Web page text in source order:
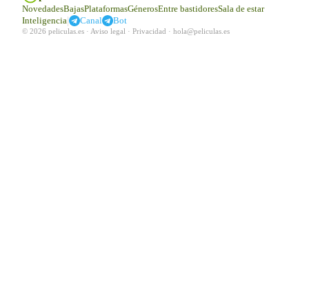
NovedadesBajasPlataformasGénerosEntre bastidoresSala de estar
Inteligencia| Canal Bot
© 2026 peliculas.es · Aviso legal · Privacidad · hola@peliculas.es